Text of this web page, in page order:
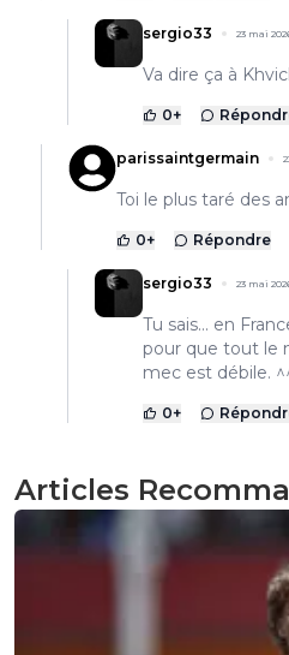
sergio33 23 mai
Va dire ça à
0+
parissaintgermain
Toi le plus taré des
0+ Répondre
sergio33 23 mai
Tu sais... en
pour que tout le
mec est débile.
0+
Articles